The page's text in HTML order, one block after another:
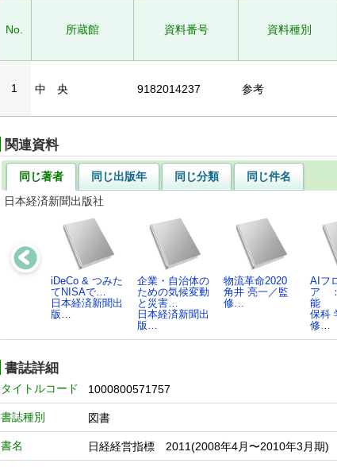
No. 所蔵館 資料番号 資料種別
1 中 央 9182014237 参考
関連資料
同じ著者 同じ出版年 同じ分類
同じ件名
日本経済新聞出版社
iDeCo & つみた
てNISAで…
日本経済新聞出
版…
企業・自治体の
ための気候変動
と災害…
日本経済新聞出
版…
物流革命2020
角井 亮一／監
修…
AIフ
ア
能
保科
修…
書誌詳細
タイトルコード 1000800571757
書誌種別 図書
書名 日経経営指標 2011(2008年4月〜2010年3月期)